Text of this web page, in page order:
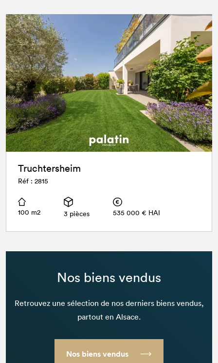
Truchtersheim
Réf : 2815
100 m2 3 pièces 535 000 € HAI
Nos biens vendus
Retrouvez une sélection de nos derniers biens vendus,
partout en Alsace.
Nos biens vendus